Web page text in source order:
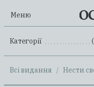
Меню
Категорії
Всі видання / Нести